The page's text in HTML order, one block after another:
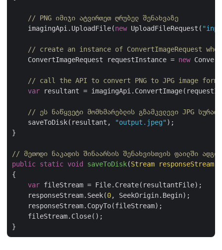
// PNG იმიჯი ატვირთეთ ღრუბელ შენახვაზე
    imagingApi.UploadFile(
new UploadFileRequest(
// create an instance of ConvertImageRequest
    ConvertImageRequest requestInstance =
new
// call the API to convert PNG to JPG image
var resultant =
// ეს ნაწყვეტი მომხმარებლის გზამკვლევი JPG
    saveToDisk(resultant,
"output.jpeg" );
}
// მეთოდი ნაკადის შინაარსის შენახვისთვის ფაილში
public static void saveToDisk(Stream
{
var fileStream = File.Create(resultantFile);
    responseStream.Seek(
0, SeekOrigin.Begin);
    responseStream.CopyTo(fileStream);
    fileStream.Close();